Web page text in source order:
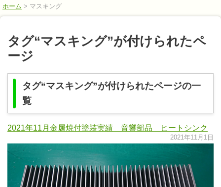
ホーム > マスキング
タグ“マスキング”が付けられたペ
ージ
タグ“マスキング”が付けられたページの一
覧
2021年11月金属焼付塗装実績 音響部品 ヒートシンク
2021年11月1日